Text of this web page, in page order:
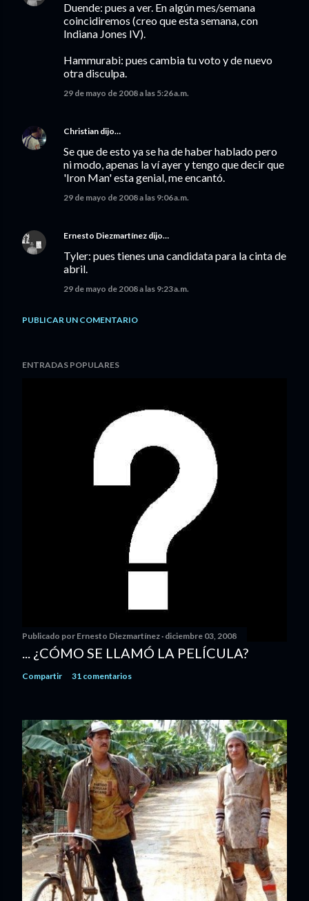
Duende: pues a ver. En algún mes/semana
coincidiremos (creo que esta semana, con
Indiana Jones IV).
Hammurabi: pues cambia tu voto y de nuevo
otra disculpa.
29 de mayo de 2008 a las 5:26 a.m.
Christian dijo…
Se que de esto ya se ha de haber hablado pero
ni modo, apenas la ví ayer y tengo que decir que
'Iron Man' esta genial, me encantó.
29 de mayo de 2008 a las 9:06 a.m.
Ernesto Diezmartínez dijo…
Tyler: pues tienes una candidata para la cinta de
abril.
29 de mayo de 2008 a las 9:23 a.m.
PUBLICAR UN COMENTARIO
ENTRADAS POPULARES
Publicado por Ernesto Diezmartínez diciembre 03, 2008
... ¿CÓMO SE LLAMÓ LA PELÍCULA?
Compartir 31 comentarios